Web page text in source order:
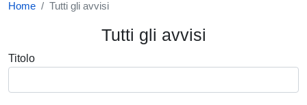
Home Tutti gli avvisi
Tutti gli avvisi
Titolo